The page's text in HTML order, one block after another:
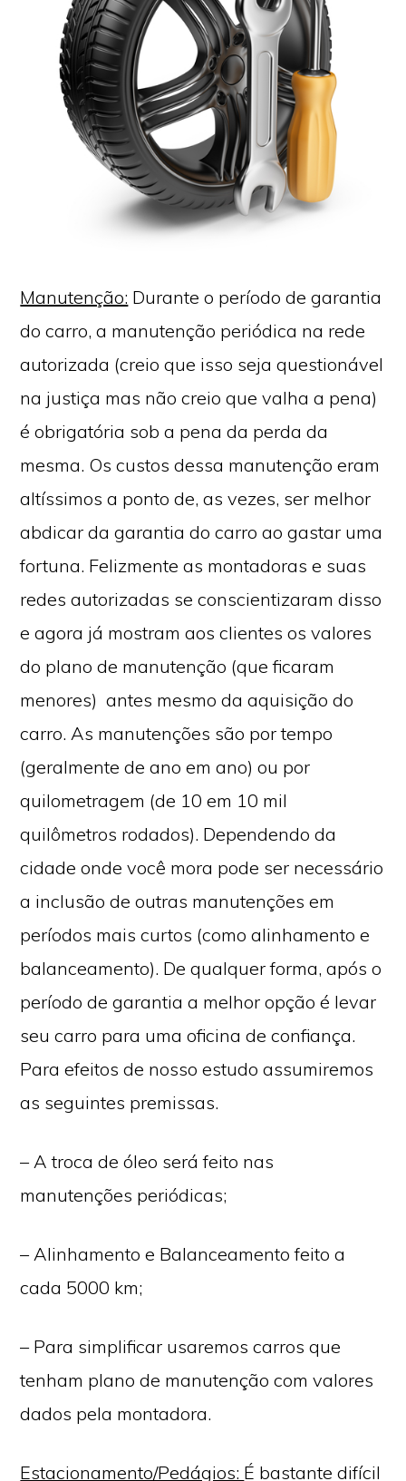
Manutenção: Durante o período de garantia
do carro, a manutenção periódica na rede
autorizada (creio que isso seja questionável
na justiça mas não creio que valha a pena)
é obrigatória sob a pena da perda da
mesma. Os custos dessa manutenção eram
altíssimos a ponto de, as vezes, ser melhor
abdicar da garantia do carro ao gastar uma
fortuna. Felizmente as montadoras e suas
redes autorizadas se conscientizaram disso
e agora já mostram aos clientes os valores
do plano de manutenção (que ficaram
menores) antes mesmo da aquisição do
carro. As manutenções são por tempo
(geralmente de ano em ano) ou por
quilometragem (de 10 em 10 mil
quilômetros rodados). Dependendo da
cidade onde você mora pode ser necessário
a inclusão de outras manutenções em
períodos mais curtos (como alinhamento e
balanceamento). De qualquer forma, após o
período de garantia a melhor opção é levar
seu carro para uma oficina de confiança.
Para efeitos de nosso estudo assumiremos
as seguintes premissas.
– A troca de óleo será feito nas
manutenções periódicas;
– Alinhamento e Balanceamento feito a
cada 5000 km;
– Para simplificar usaremos carros que
tenham plano de manutenção com valores
dados pela montadora.
Estacionamento/Pedágios: É bastante difícil